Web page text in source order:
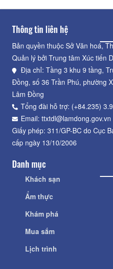
Thông tin liên hệ
Bản quyền thuộc Sở Văn hoá,
Quản lý bởi Trung tâm Xúc tiến
Địa chỉ: Tầng 3 khu 9 tầng,
Đồng, số 36 Trần Phú, phường
Lâm Đồng
Tổng đài hỗ trợ: (+84.235)
Email: ttxtdl@lamdong.gov.vn
Giấy phép: 311/GP-BC do Cục
cấp ngày 13/10/2006
Danh mục
Khách sạn
Ẩm thực
Khám phá
Mua sắm
Lịch trình